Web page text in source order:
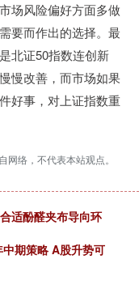
场风险偏好方面多做
要而作出的选择。最
北证50指数连创新
慢改善，而市场如果
好事，对上证指数重
网络，不代表本站观点。
适酚醛夹布导向环
期策略 A股升势可